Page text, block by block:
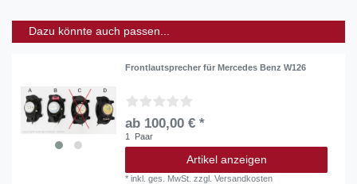
Dazu könnte auch passen...
Frontlautsprecher für Mercedes Benz W126
ab 100,00 € *
1 Paar
Artikel anzeigen
*inkl. ges. MwSt. zzgl.Versandkosten